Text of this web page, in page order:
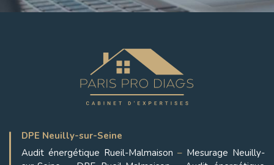
DPE Neuilly-sur-Seine
Audit énergétique Rueil-Malmaison – Mesurage Neuilly-